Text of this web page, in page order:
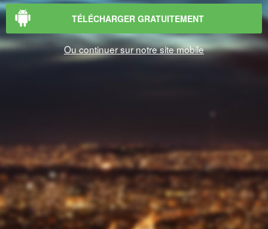
TÉLÉCHARGER GRATUITEMENT
Ou continuer sur notre site mobile